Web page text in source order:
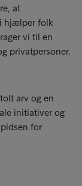
at
hjælper folk
vi til en
privatpersoner.
arv og en
initiativer og
for